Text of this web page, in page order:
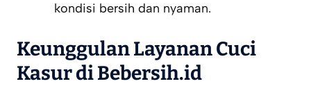
kondisi bersih dan nyaman.
Keunggulan Layanan Cuci
Kasur di Bebersih.id